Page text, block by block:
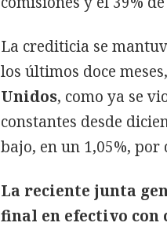
La crediticia se
los últimos doce
Unidos, como ya se
constantes desde
bajo, en un 1,05%,
La reciente junta
final en efectivo con